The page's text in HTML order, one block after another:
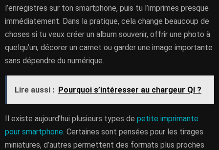
l’enregistres sur ton smartphone, puis tu l’imprimes presque
immédiatement. Dans la pratique, cela change beaucoup de
choses si tu veux créer un album souvenir, offrir une photo à
quelqu’un, décorer un carnet ou garder une image importante
sans dépendre du numérique.
Lire aussi : Pourquoi s’intéresser au chargeur QI ?
Il existe aujourd’hui plusieurs types de petite imprimante
pour smartphone. Certaines sont pensées pour les tirages
miniatures, d’autres permettent des formats plus proches